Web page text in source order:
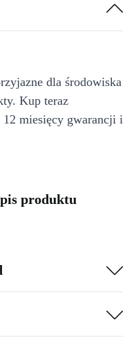
dla środowiska
Kup teraz
miesięcy gwarancji i
produktu